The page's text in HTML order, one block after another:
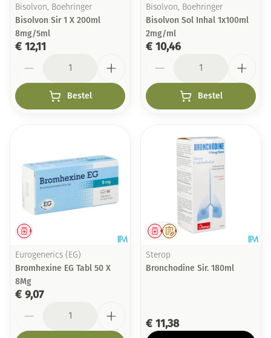
Bisolvon, Boehringer
Bisolvon Sir 1 X 200ml
8mg/5ml
€ 12,11
Bestel
Bisolvon, Boehringer
Bisolvon Sol Inhal 1x100ml
2mg/ml
€ 10,46
Bestel
Geneesmiddel
Eurogenerics (EG)
Bromhexine EG Tabl 50 X
8Mg
€ 9,07
Op voorschrift
Geneesmiddel
Sterop
Bronchodine Sir. 180ml
€ 11,38